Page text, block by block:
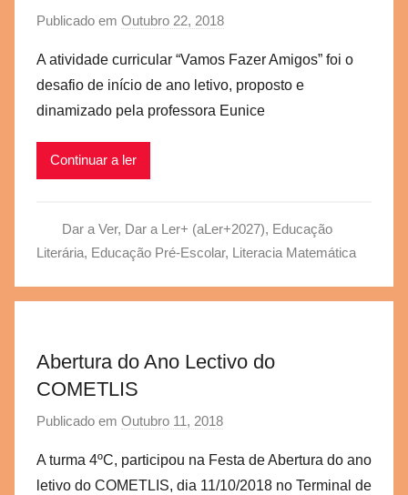
Publicado em Outubro 22, 2018
r
a
e
c
A atividade curricular “Vamos Fazer Amigos” foi o
desafio de início de ano letivo, proposto e
dinamizado pela professora Eunice
Continuar a ler
Dar a Ver, Dar a Ler+ (aLer+2027), Educação
Literária, Educação Pré-Escolar, Literacia Matemática
Abertura do Ano Lectivo do
COMETLIS
Publicado em Outubro 11, 2018
r
a
A turma 4ºC, participou na Festa de Abertura do ano
letivo do COMETLIS, dia 11/10/2018 no Terminal de